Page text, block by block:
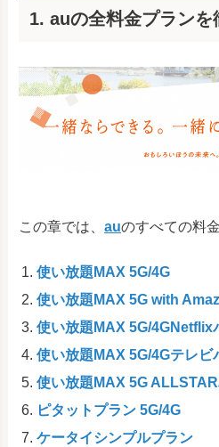
1. auの全料金プランを
この章では、 auのすべての料
使い放題MAX 5G/4G
使い放題MAX 5G with
使い放題MAX 5G/4GNetflix
使い放題MAX 5G/4Gテレビ
使い放題MAX 5G
ピタットプラン 5G/4G
ケータイシンプルプラン